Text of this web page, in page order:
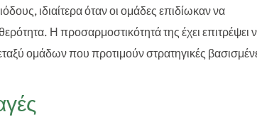
ιδιαίτερα όταν οι ομάδες επιδίωκαν να
Η προσαρμοστικότητά της έχει επιτρέψει
ομάδων που προτιμούν στρατηγικές